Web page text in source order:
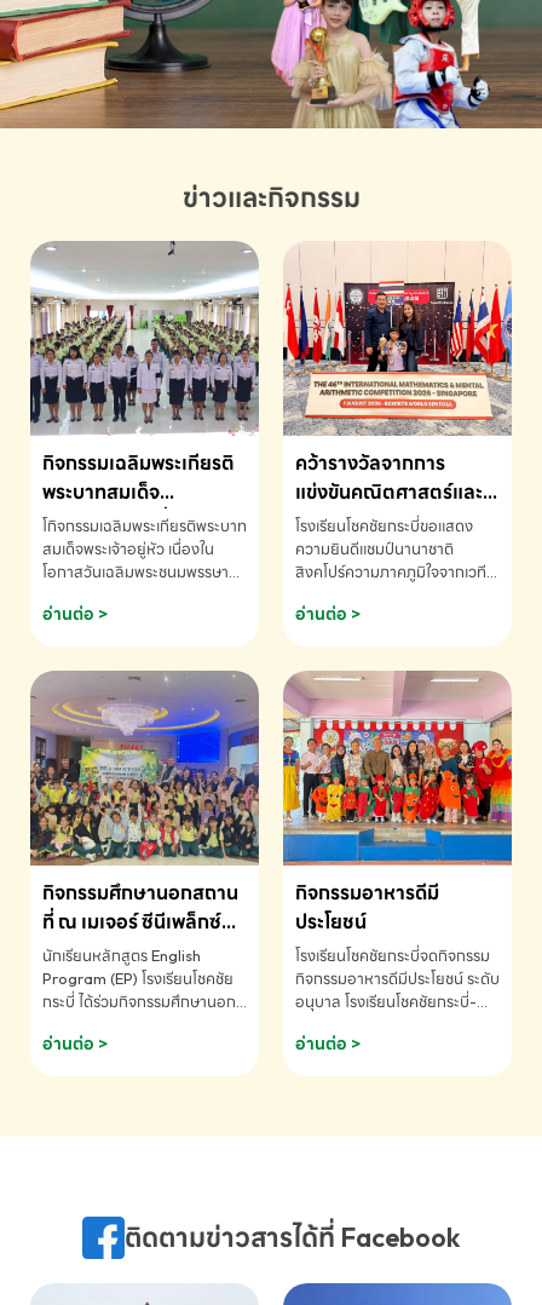
ข่าวและกิจกรรม
กิจกรรมเฉลิมพระเกียรติ
พระบาทสมเด็จ
พระเจ้าอยู่หัว เนื่องใน
โอกาสวันเฉลิม
พระชนมพรรษา
โกิจกรรมเฉลิมพระเกียรติพระบาท
สมเด็จพระเจ้าอยู่หัว เนื่องใน
โอกาสวันเฉลิมพระชนมพรรษา
ข้อมูลเพิ่มเติม โทร. 075-691910
อ่านต่อ >
คว้ารางวัลจากการ
แข่งขันคณิตศาสตร์และ
คณิตคิดเร็วนานาชาติ
ครั้งที่ 46 ประจำปี 2569
ณ ประเทศสิงคโปร์
โรงเรียนโชคชัยกระบี่ขอแสดง
ความยินดีแชมป์นานาชาติ
สิงคโปร์ความภาคภูมิใจจากเวที
ด.ช.พัทธนันท์ พรหมพันธ์ ชั้น
อนุบาล EP K3 โรงเรียนโชคชัย
แข่งขันคณิตศาสตร์และคณิตคิด
เร็วนานาชาติ ครั้งที่ 46 ประจำปี
2569 ณ ประเทศสิงคโปร์
INTERNATIONAL
MATHEMATICS AND
MENTAL ARITHMETIC
COMPETITION 2026 - ถ้วย
รางวัลรองชนะเลิศอันดับที่ 2
Mental Arithmetic
Competition K2 - ถ้วยรางวัล
รองชนะเลิศอันดับที่ 2 Mental
K2(Grop) โรงเรียนโชคชัยกระบี่-
สอบถามข้อมูลเพิ่มเติม โทร.
075-691910
อ่านต่อ >
กิจกรรมศึกษานอกสถาน
ที่ ณ เมเจอร์ ซีนีเพล็กซ์
ระดับประถมศึกษา (EP.1-
6)
นักเรียนหลักสูตร English
Program (EP) โรงเรียนโชคชัย
กระบี่ ได้ร่วมกิจกรรมศึกษานอก
ชมภาพยนตร์ Toy Story 5
(Soundtrack)เพื่อเสริมทักษะ
ภาษา ผ่านประสบการณ์การเรียนรู้
075-691910
อ่านต่อ >
กิจกรรมอาหารดีมี
ประโยชน์
โรงเรียนโชคชัยกระบี่จดกิจกรรม
กิจกรรมอาหารดีมีประโยชน์ ระดับ
อนุบาล โรงเรียนโชคชัยกระบี่-
075-691910
อ่านต่อ >
ติดตามข่าวสารได้ที่ Facebook